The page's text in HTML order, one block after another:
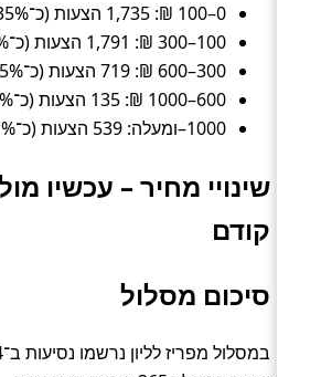
0–100 ₪: 1,735 הצעות (כ־35%).
100–300 ₪: 1,791 הצעות (כ־36%).
300–600 ₪: 719 הצעות (כ־15%).
600–1000 ₪: 135 הצעות (כ־3%).
1000–ומעלה: 539 הצעות (כ־11%).
שינויי מחיר – עכשיו
קודם
סיכום מסלול